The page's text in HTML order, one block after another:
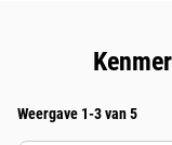
Weergave 1-3 van 5